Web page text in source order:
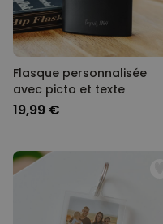
Flasque personnalisée
avec picto et texte
19,99 €